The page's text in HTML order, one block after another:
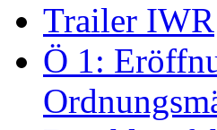
Trailer IWR
Ö 1: